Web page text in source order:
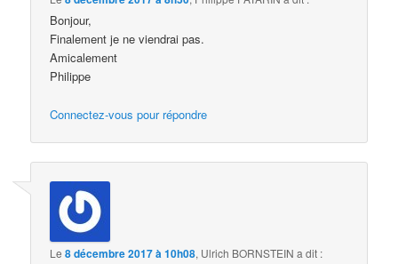
Bonjour,
Finalement je ne viendrai pas.
Amicalement
Philippe
Connectez-vous pour répondre
Le8 décembre 2017 à 10h08, Ulrich BORNSTEIN a dit :